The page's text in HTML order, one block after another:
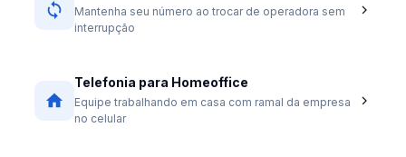
Mantenha seu número ao trocar de operadora sem
interrupção
Telefonia para Homeoffice
Equipe trabalhando em casa com ramal da empresa
no celular